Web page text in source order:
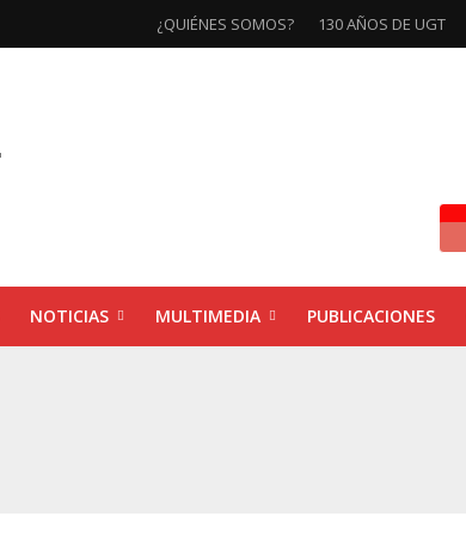
¿QUIÉNES SOMOS? 130 AÑOS DE UGT
NOTICIAS MULTIMEDIA PUBLICACIONES